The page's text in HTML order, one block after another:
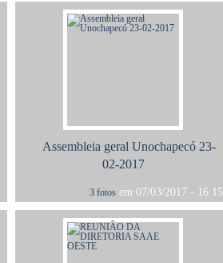
Assembleia geral Unochapecó 23-
02-2017
3 fotos em 07/03/2017 - 16:15